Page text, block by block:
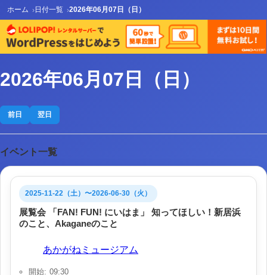
ホーム 日付一覧 2026年06月07日（日）
2026年06月07日（日）
前日 翌日
イベント一覧
2025-11-22（土）〜2026-06-30（火）
展覧会 「FAN! FUN! にいはま」 知ってほしい！新居浜
のこと、Akaganeのこと
あかがねミュージアム
開始: 09:30